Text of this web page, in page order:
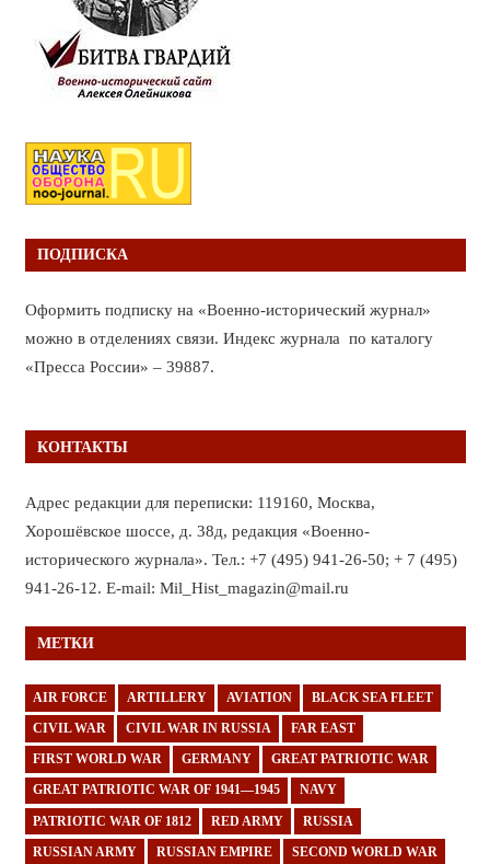
ПОДПИСКА
Оформить подписку на «Военно-исторический журнал»
можно в отделениях связи. Индекс журнала по каталогу
«Пресса России» – 39887.
КОНТАКТЫ
Адрес редакции для переписки: 119160, Москва,
Хорошёвское шоссе, д. 38д, редакция «Военно-
исторического журнала». Тел.: +7 (495) 941-26-50; + 7 (495)
941-26-12. E-mail: Mil_Hist_magazin@mail.ru
МЕТКИ
AIR FORCE ARTILLERY AVIATION BLACK SEA FLEET
CIVIL WAR CIVIL WAR IN RUSSIA FAR EAST
FIRST WORLD WAR GERMANY GREAT PATRIOTIC WAR
GREAT PATRIOTIC WAR OF 1941—1945 NAVY
PATRIOTIC WAR OF 1812 RED ARMY RUSSIA
RUSSIAN ARMY RUSSIAN EMPIRE SECOND WORLD WAR